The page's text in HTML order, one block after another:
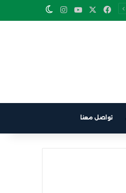
Facebook
YouTube
Instagram
Switch skin
تواصل معنا